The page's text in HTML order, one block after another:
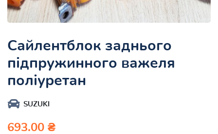
Сайлентблок заднього
підпружинного важеля
поліуретан
SUZUKI
693.00 ₴